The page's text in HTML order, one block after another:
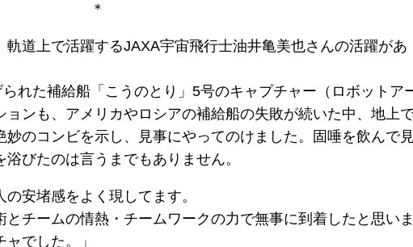
＊
道上で活躍するJAXA宇宙飛行士油井亀美也さんの活躍があ
れた補給船「こうのとり」5号のキャプチャー（ロボットア
ンも、アメリカやロシアの補給船の失敗が続いた中、地上
のコンビを示し、見事にやってのけました。固唾を飲んで見
びたのは言うまでもありません。
安堵感をよく現してます。
とチームの情熱・チームワークの力で無事に到着したと思いま
でした。」